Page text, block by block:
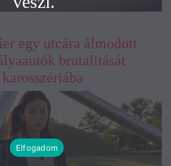
egy utcára álmodott
brutalitását
Elfogadom